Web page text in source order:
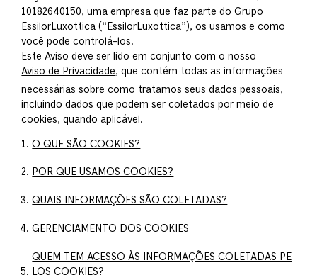
10182640150, uma empresa que faz parte do Grupo
EssilorLuxottica (“EssilorLuxottica”), os usamos e como
você pode controlá-los.
Este Aviso deve ser lido em conjunto com o nosso
Aviso de Privacidade, que contém todas as informações
necessárias sobre como tratamos seus dados pessoais,
incluindo dados que podem ser coletados por meio de
cookies, quando aplicável.
O QUE SÃO COOKIES?
POR QUE USAMOS COOKIES?
QUAIS INFORMAÇÕES SÃO COLETADAS?
GERENCIAMENTO DOS COOKIES
QUEM TEM ACESSO ÀS INFORMAÇÕES COLETADAS PE
LOS COOKIES?